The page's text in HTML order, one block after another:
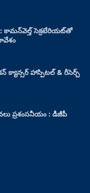
కామన్‌వెల్త్ సెక్రటేరియట్‌తో
క్యాన్సర్ హాస్పిటల్ & రీసెర్చ్
ప్రశంసనీయం : డీజీపీ